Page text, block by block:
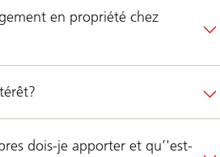
en propriété chez
dois-je apporter et qu’'est-